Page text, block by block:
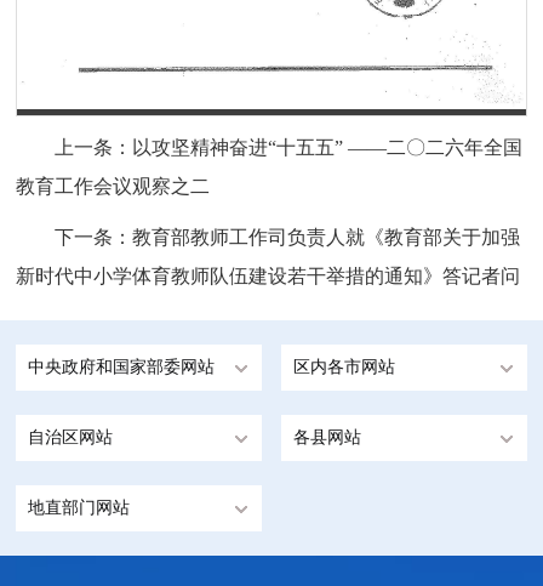
上一条： 以攻坚精神奋进“十五五” ——二〇二六年全国
教育工作会议观察之二
下一条：教育部教师工作司负责人就《教育部关于加强
新时代中小学体育教师队伍建设若干举措的通知》答记者问
中央政府和国家部委网站 区内各市网站
自治区网站 各县网站
地直部门网站